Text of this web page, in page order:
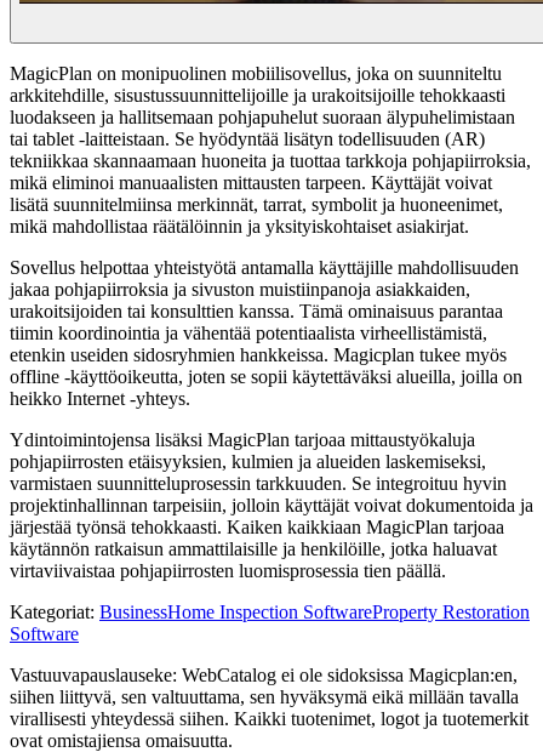
MagicPlan on monipuolinen mobiilisovellus, joka on suunniteltu
arkkitehdille, sisustussuunnittelijoille ja urakoitsijoille tehokkaasti
luodakseen ja hallitsemaan pohjapuhelut suoraan älypuhelimistaan ​​
tai tablet -laitteistaan. Se hyödyntää lisätyn todellisuuden (AR)
tekniikkaa skannaamaan huoneita ja tuottaa tarkkoja pohjapiirroksia,
mikä eliminoi manuaalisten mittausten tarpeen. Käyttäjät voivat
lisätä suunnitelmiinsa merkinnät, tarrat, symbolit ja huoneenimet,
mikä mahdollistaa räätälöinnin ja yksityiskohtaiset asiakirjat.
Sovellus helpottaa yhteistyötä antamalla käyttäjille mahdollisuuden
jakaa pohjapiirroksia ja sivuston muistiinpanoja asiakkaiden,
urakoitsijoiden tai konsulttien kanssa. Tämä ominaisuus parantaa
tiimin koordinointia ja vähentää potentiaalista virheellistämistä,
etenkin useiden sidosryhmien hankkeissa. Magicplan tukee myös
offline -käyttöoikeutta, joten se sopii käytettäväksi alueilla, joilla on
heikko Internet -yhteys.
Ydintoimintojensa lisäksi MagicPlan tarjoaa mittaustyökaluja
pohjapiirrosten etäisyyksien, kulmien ja alueiden laskemiseksi,
varmistaen suunnitteluprosessin tarkkuuden. Se integroituu hyvin
projektinhallinnan tarpeisiin, jolloin käyttäjät voivat dokumentoida ja
järjestää työnsä tehokkaasti. Kaiken kaikkiaan MagicPlan tarjoaa
käytännön ratkaisun ammattilaisille ja henkilöille, jotka haluavat
virtaviivaistaa pohjapiirrosten luomisprosessia tien päällä.
Kategoriat: BusinessHome Inspection SoftwareProperty Restoration
Software
Vastuuvapauslauseke: WebCatalog ei ole sidoksissa Magicplan:en,
siihen liittyvä, sen valtuuttama, sen hyväksymä eikä millään tavalla
virallisesti yhteydessä siihen. Kaikki tuotenimet, logot ja tuotemerkit
ovat omistajiensa omaisuutta.